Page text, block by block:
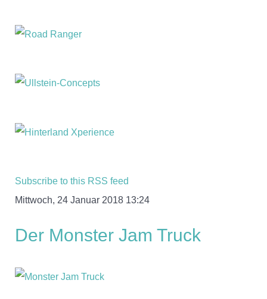
Subscribe to this RSS feed
Mittwoch, 24 Januar 2018 13:24
Der Monster Jam Truck